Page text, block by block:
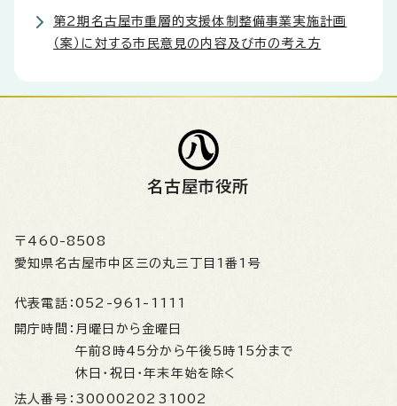
第2期名古屋市重層的支援体制整備事業実施計画
（案）に対する市民意見の内容及び市の考え方
名古屋市役所
〒460-8508
愛知県名古屋市中区三の丸三丁目1番1号
代表電話： 052-961-1111
開庁時間： 月曜日から金曜日
午前8時45分から午後5時15分まで
休日・祝日・年末年始を除く
法人番号： 3000020231002